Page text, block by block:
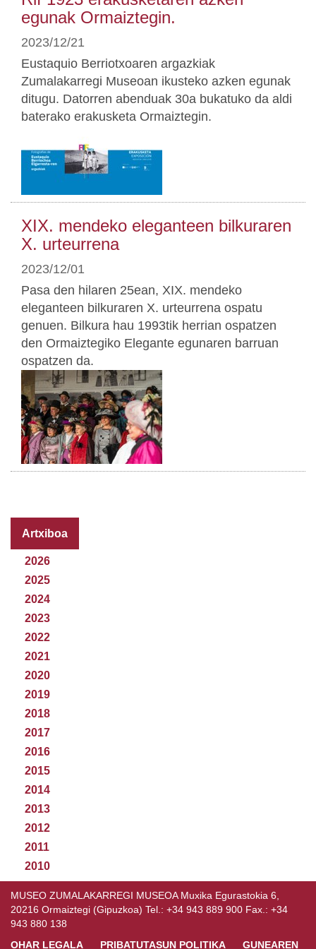
egunak Ormaiztegin.
2023/12/21
Eustaquio Berriotxoaren argazkiak
Zumalakarregi Museoan ikusteko azken egunak
ditugu. Datorren abenduak 30a bukatuko da aldi
baterako erakusketa Ormaiztegin.
XIX. mendeko eleganteen bilkuraren
X. urteurrena
2023/12/01
Pasa den hilaren 25ean, XIX. mendeko
eleganteen bilkuraren X. urteurrena ospatu
genuen. Bilkura hau 1993tik herrian ospatzen
den Ormaiztegiko Elegante egunaren barruan
ospatzen da.
Artxiboa
2026
2025
2024
2023
2022
2021
2020
2019
2018
2017
2016
2015
2014
2013
2012
2011
2010
MUSEO ZUMALAKARREGI MUSEOA Muxika Egurastokia 6,
20216 Ormaiztegi (Gipuzkoa) Tel.: +34 943 889 900 Fax.: +34
943 880 138
OHAR LEGALA
PRIBATUTASUN POLITIKA GUNEAREN